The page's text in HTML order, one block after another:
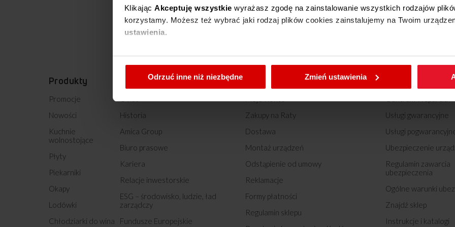
Klikając Akceptuję wszystkie wyrażasz zgodę na zainstalowanie wszystkich rodzajów
korzystamy. Możesz też wybrać jaki rodzaj plików cookies zainstalujemy na Twoim
ustawienia.
W każdej chwili możesz zmienić wybrane przez Ciebie ustawienia plików cookies wchodząc
cookies
Odrzuć inne niż niezbędne
Zmień ustawienia
Produkty
Promocje
Nowości
Kuchnie
wolnostojące
Płyty
Piekarniki
Okapy
Lodówki
Chłodziarki do wina
O nas
Historia
Amica Group
Biuro prasowe
Kariera
Relacje inwestorskie
ESG – środowisko, ludzie, ład
zarządczy
Fundusze Europejskie
Moje Konto
Zakupy na Raty
Dostawa
Montaż urządzeń
Odstąpienie od umowy
Reklamacje
Formy płatności
Regulamin sklepu
Centrum Wsparcia
Usługi gwarancyjne
Usługi
Ubezpieczenie
Regulamin zawarcia
ubezpieczenia
Ogólne warunki
Znajdź sklep
Instrukcje i katalogi